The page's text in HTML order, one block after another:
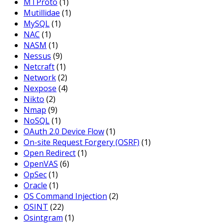
Mutillidae (1)
MySQL(1)
NAC (1)
NASM (1)
Nessus (9)
Netcraft(1)
Network(2)
Nexpose (4)
Nikto (2)
Nmap (9)
NoSQL(1)
OAuth 2.0 Device Flow(1)
On-site Request Forgery (OSRF) (1)
Open Redirect(1)
OpenVAS (6)
OpSec(1)
Oracle (1)
OS Command Injection (2)
OSINT (22)
Osintgram (1)